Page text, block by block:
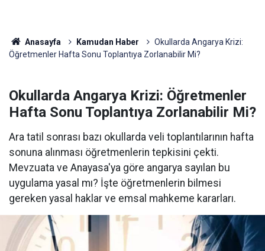
Anasayfa Kamudan Haber
Okullarda Angarya Krizi:
Öğretmenler Hafta Sonu Toplantıya Zorlanabilir Mi?
Okullarda Angarya Krizi: Öğretmenler
Hafta Sonu Toplantıya Zorlanabilir Mi?
Ara tatil sonrası bazı okullarda veli toplantılarının hafta
sonuna alınması öğretmenlerin tepkisini çekti.
Mevzuata ve Anayasa'ya göre angarya sayılan bu
uygulama yasal mı? İşte öğretmenlerin bilmesi
gereken yasal haklar ve emsal mahkeme kararları.